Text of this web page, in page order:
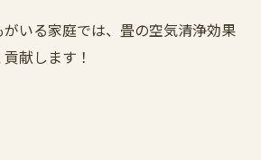
いる家庭では、畳の空気清浄効果
献します！